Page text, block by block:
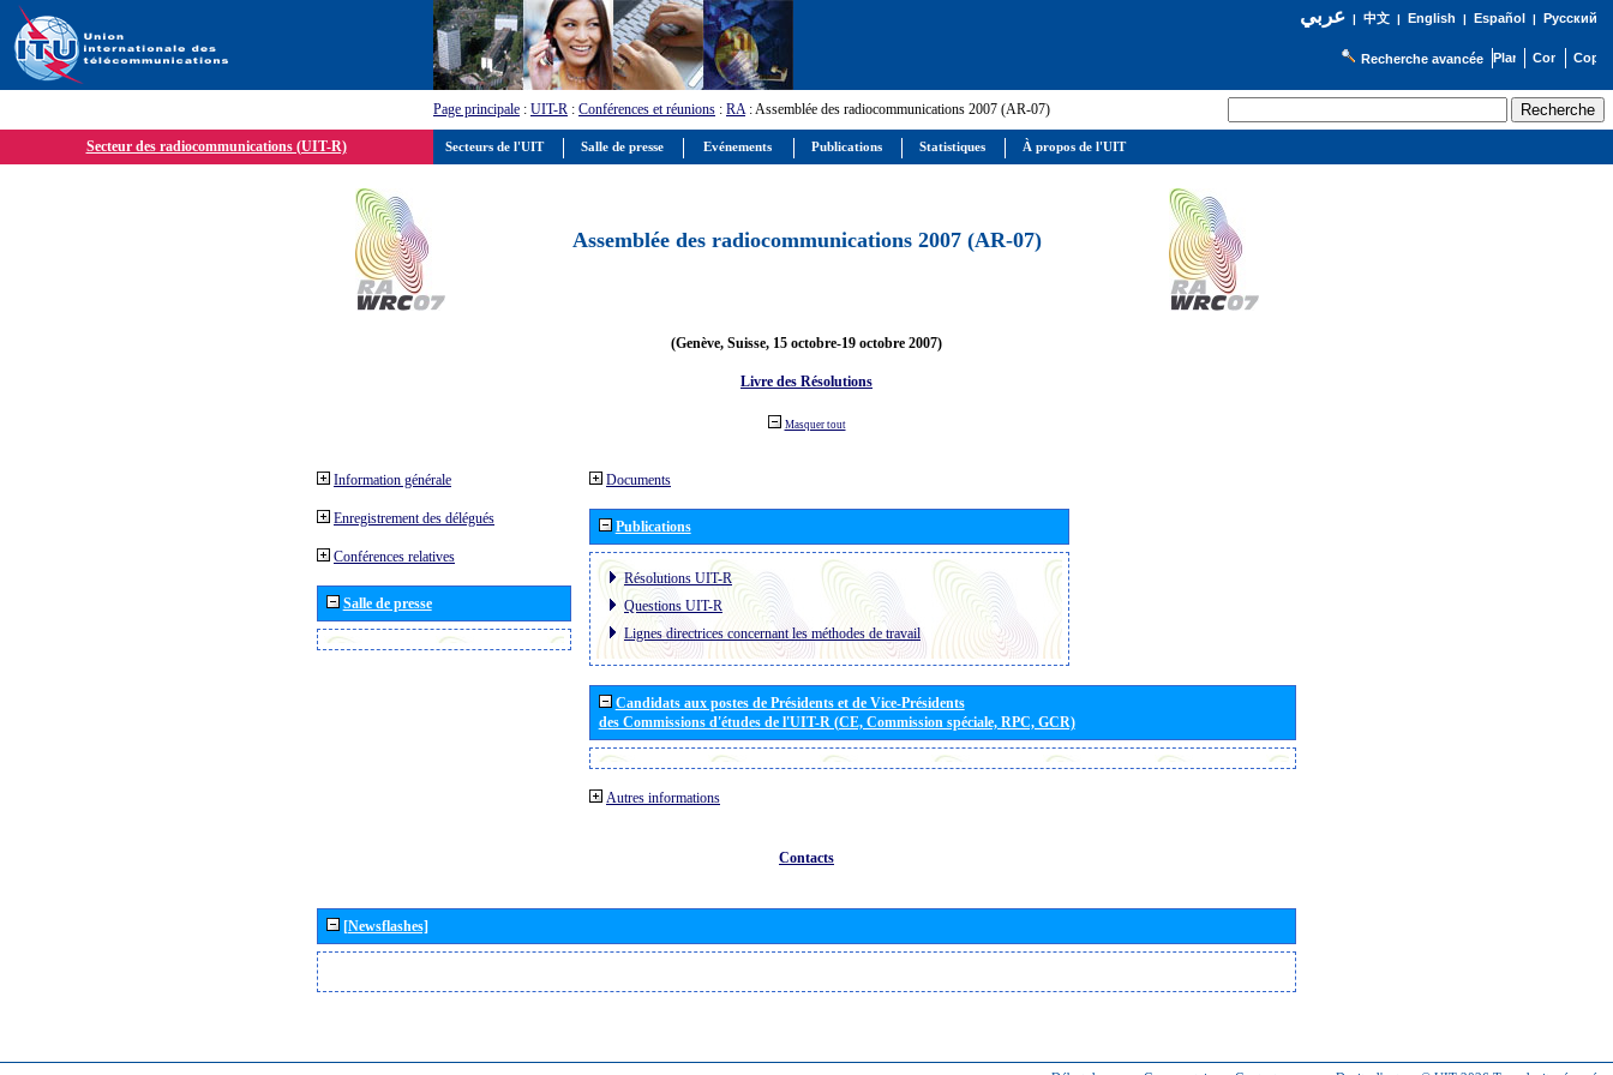
عربي| 中文| English | Español | Русский
Recherche avancée
Page principale : UIT-R : Conférences et réunions : RA: Assemblée des radiocommunications 2007 (AR-07)
Secteur des radiocommunications (UIT-R)
Assemblée des radiocommunications 2007 (AR-07)
(Genève, Suisse, 15 octobre-19 octobre 2007)
Livre des Résolutions
Masquer tout
Information générale
Enregistrement des délégués
Conférences relatives
Salle de presse
Documents
Publications
Résolutions UIT-R
Questions UIT-R
Lignes directrices concernant les méthodes de travail
Candidats aux postes de Présidents et de Vice-Présidents
des Commissions d'études de l'UIT-R (CE, Commission spéciale, RPC, GCR)
Autres informations
Contacts
[Newsflashes]
Secteurs de l'UIT Salle de presse Evénements Publications Statistiques À propos de l'UIT